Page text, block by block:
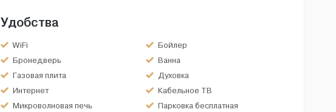
Удобства
WiFi
Бойлер
Бронедверь
Ванна
Газовая плита
Духовка
Интернет
Кабельное ТВ
Микроволновая печь
Парковка бесплатная